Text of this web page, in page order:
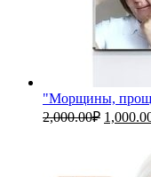
"Морщины,
2,000.00₽